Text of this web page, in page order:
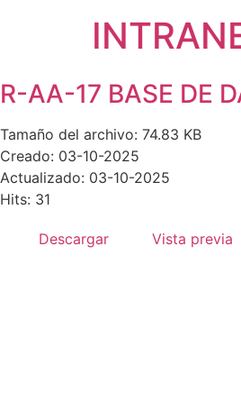
R-AA-17 BASE DE
Tamaño del archivo: 74.83 KB
Creado: 03-10-2025
Actualizado: 03-10-2025
Hits: 31
Descargar
Vista previa